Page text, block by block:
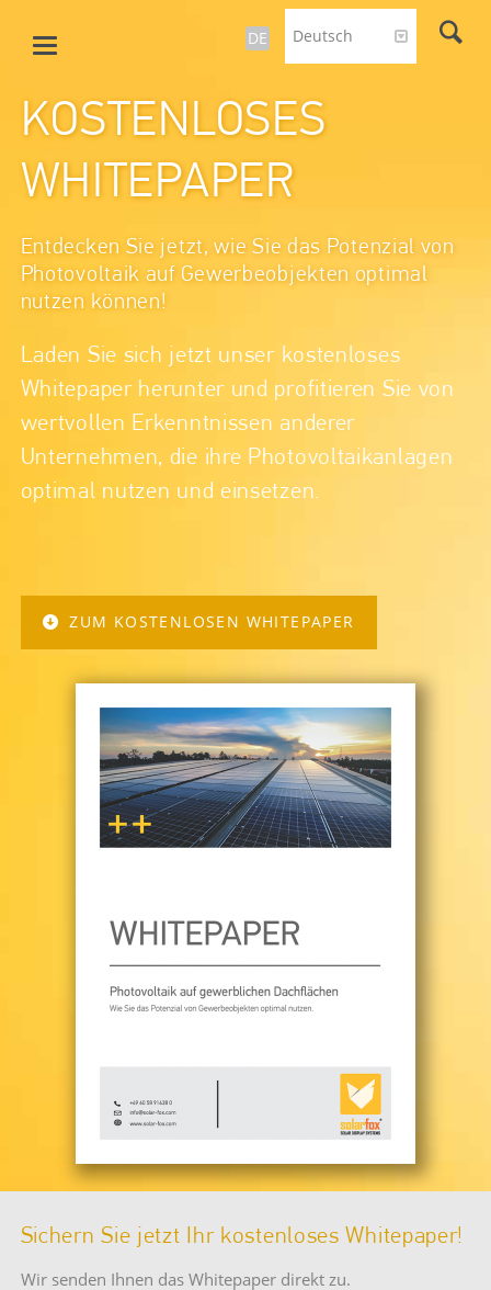
DE Deutsch
KOSTENLOSES
WHITEPAPER
Entdecken Sie jetzt, wie Sie das Potenzial von
Photovoltaik auf Gewerbeobjekten optimal
nutzen können!
Laden Sie sich jetzt unser kostenloses
Whitepaper herunter und profitieren Sie von
wertvollen Erkenntnissen anderer
Unternehmen, die ihre Photovoltaikanlagen
optimal nutzen und einsetzen.
ZUM KOSTENLOSEN WHITEPAPER
Sichern Sie jetzt Ihr kostenloses Whitepaper!
Wir senden Ihnen das Whitepaper direkt zu.